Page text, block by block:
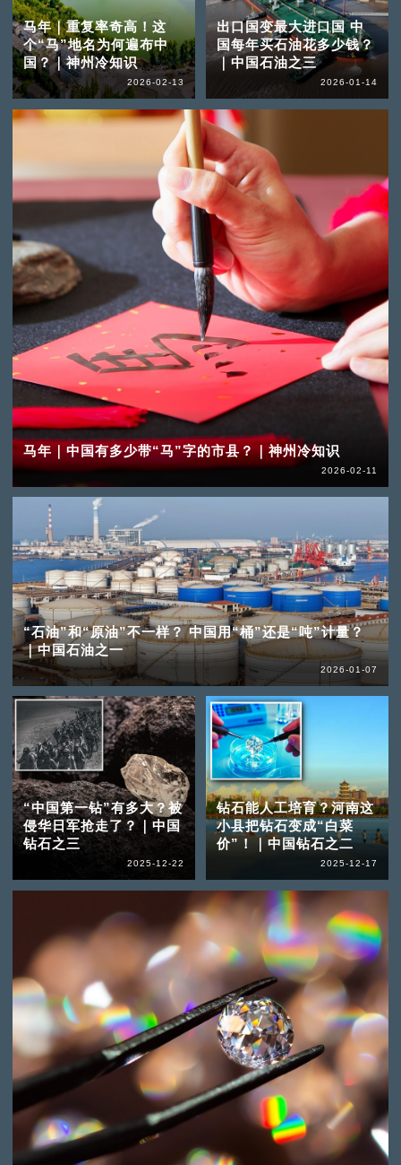
马年｜重复率奇高！这
个“马”地名为何遍布中
国？｜神州冷知识
2026-02-13
马年｜中国有多少带“马”字的市县？｜神州冷知识
2026-02-11
出口国变最大进口国 中
国每年买石油花多少钱？
｜中国石油之三
2026-01-14
“石油”和“原油”不一样？ 中国用“桶”还是“吨”计量？
｜中国石油之一
2026-01-07
“中国第一钻”有多大？被
侵华日军抢走了？｜中国
钻石之三
2025-12-22
钻石能人工培育？河南这
小县把钻石变成“白菜
价”！｜中国钻石之二
2025-12-17